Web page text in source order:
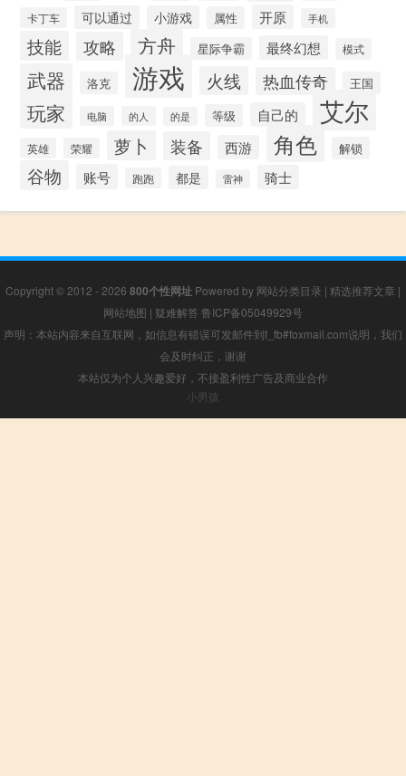
卡丁车 可以通过 小游戏 属性 开原 手机
技能 攻略 方舟 星际争霸 最终幻想 模式
武器 洛克 游戏 火线 热血传奇 王国
玩家 电脑 的人 的是 等级 自己的 艾尔
英雄 荣耀 萝卜 装备 西游 角色 解锁
谷物 账号 跑跑 都是 雷神 骑士
Copyright © 2012 - 2026 800个性网址 Powered by 网站分类目录 | 精选推荐文章 |
网站地图 | 疑难解答 鲁ICP备05049929号
声明：本站内容来自互联网，如信息有错误可发邮件到f_fb#foxmail.com说明，我们
会及时纠正，谢谢
本站仅为个人兴趣爱好，不接盈利性广告及商业合作
小男孩